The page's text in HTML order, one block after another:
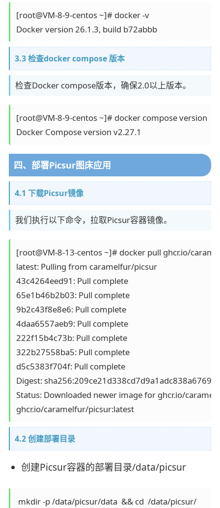
[root@VM-8-9-centos ~]# docker -v
Docker version 26.1.3, build b72abbb
3.3 检查docker compose 版本
检查Docker compose版本，确保2.0以上版本。
[root@VM-8-9-centos ~]# docker compose version
Docker Compose version v2.27.1
四、部署Picsur图床应用
4.1 下载Picsur镜像
我们执行以下命令，拉取Picsur容器镜像。
[root@VM-8-13-centos ~]# docker pull ghcr.io/
latest: Pulling from caramelfur/picsur
43c4264eed91: Pull complete
65e1b46b2b03: Pull complete
9b2c43f8e8e6: Pull complete
4daa6557aeb9: Pull complete
222f15b4c73b: Pull complete
322b27558ba5: Pull complete
d5c5383f704f: Pull complete
Digest:
Status: Downloaded newer image for ghcr.io/
ghcr.io/caramelfur/picsur:latest
4.2 创建部署目录
创建Picsur容器的部署目录/data/picsur
mkdir -p /data/picsur/data  && cd  /data/picsur/